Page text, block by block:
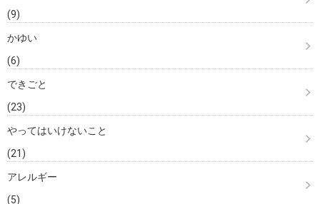
(9)
かゆい
(6)
できごと
(23)
やってはいけないこと
(21)
アレルギー
(5)